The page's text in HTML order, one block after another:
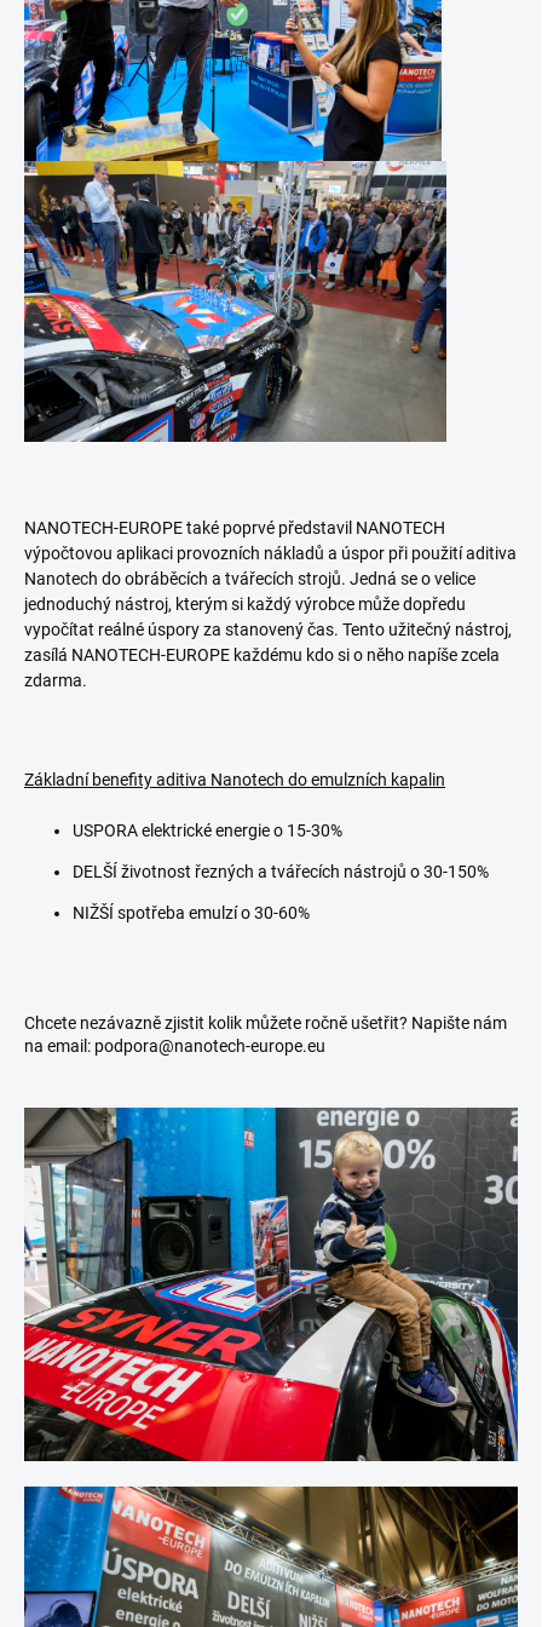
NANOTECH-EUROPE také poprvé představil NANOTECH
výpočtovou aplikaci provozních nákladů a úspor při použití aditiva
Nanotech do obráběcích a tvářecích strojů. Jedná se o velice
jednoduchý nástroj, kterým si každý výrobce může dopředu
vypočítat reálné úspory za stanovený čas. Tento užitečný nástroj,
zasílá NANOTECH-EUROPE každému kdo si o něho napíše zcela
zdarma.
Základní benefity aditiva Nanotech do emulzních kapalin
USPORA elektrické energie o 15-30%
DELŠÍ životnost řezných a tvářecích nástrojů o 30-150%
NIŽŠÍ spotřeba emulzí o 30-60%
Chcete nezávazně zjistit kolik můžete ročně ušetřit? Napište nám
na email: podpora@nanotech-europe.eu